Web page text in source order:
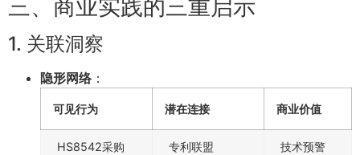
三、商业实践的三重启示
1. 关联洞察
隐形网络：
可见行为 潜在连接 商业价值
HS8542采购 专利联盟 技术预警